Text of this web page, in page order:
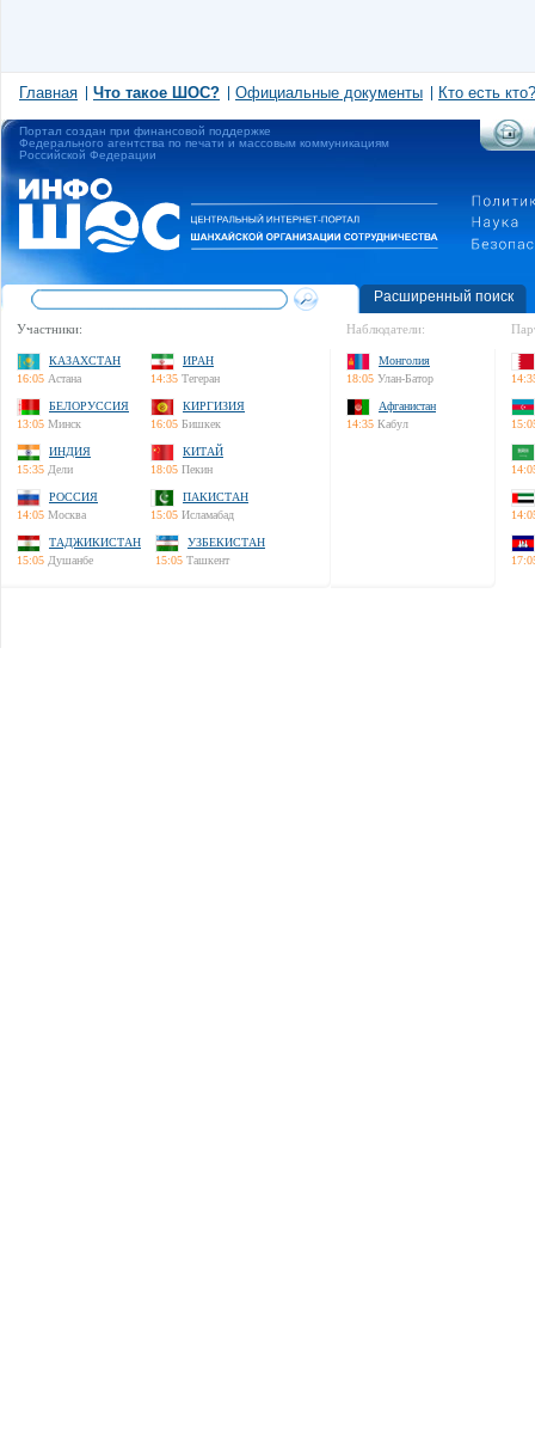
Главная Что такое ШОС? Официальные документы Кто есть кто?
Портал создан при финансовой поддержке
Федерального агентства по печати и массовым коммуникациям
Российской Федерации
Расширенный поиск
Участники:
КАЗАХСТАН
16:05 Астана
ИРАН
14:35 Тегеран
БЕЛОРУССИЯ
13:05 Минск
КИРГИЗИЯ
16:05 Бишкек
ИНДИЯ
15:35 Дели
КИТАЙ
18:05 Пекин
РОССИЯ
14:05 Москва
ПАКИСТАН
15:05 Исламабад
ТАДЖИКИСТАН
15:05 Душанбе
УЗБЕКИСТАН
15:05 Ташкент
Наблюдатели:
Монголия
18:05 Улан-Батор
Афганистан
14:35 Кабул